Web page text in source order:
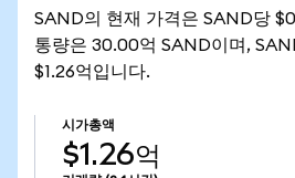
SAND의 현재 가격은 SAND당
통량은 30.00억 SAND이며,
$1.26억입니다.
시가총액
$1.26억